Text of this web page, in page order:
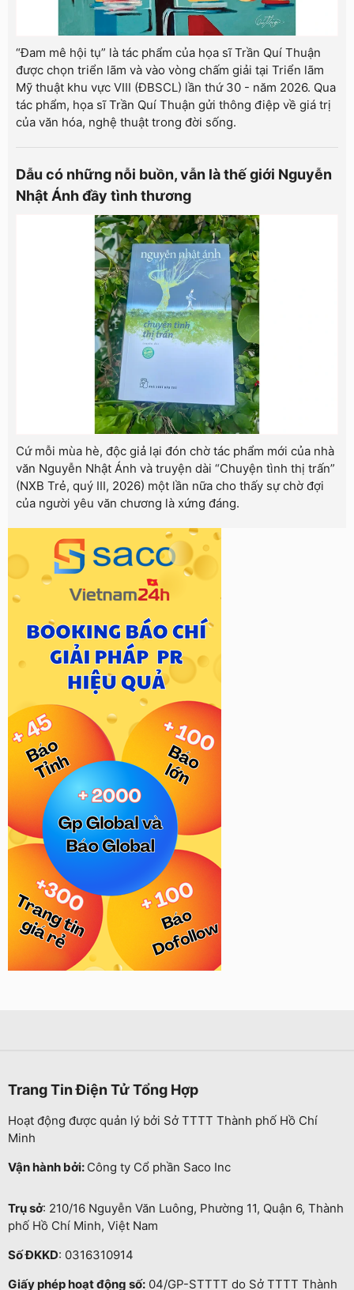
“Đam mê hội tụ” là tác phẩm của họa sĩ Trần Quí Thuận
được chọn triển lãm và vào vòng chấm giải tại Triển lãm
Mỹ thuật khu vực VIII (ĐBSCL) lần thứ 30 - năm 2026. Qua
tác phẩm, họa sĩ Trần Quí Thuận gửi thông điệp về giá trị
của văn hóa, nghệ thuật trong đời sống.
Dẫu có những nỗi buồn, vẫn là thế giới Nguyễn
Nhật Ánh đầy tình thương
Cứ mỗi mùa hè, độc giả lại đón chờ tác phẩm mới của nhà
văn Nguyễn Nhật Ánh và truyện dài “Chuyện tình thị trấn”
(NXB Trẻ, quý III, 2026) một lần nữa cho thấy sự chờ đợi
của người yêu văn chương là xứng đáng.
Trang Tin Điện Tử Tổng Hợp
Hoạt động được quản lý bởi Sở TTTT Thành phố Hồ Chí
Minh
Vận hành bởi: Công ty Cổ phần Saco Inc
Trụ sở: 210/16 Nguyễn Văn Luông, Phường 11, Quận 6, Thành
phố Hồ Chí Minh, Việt Nam
Số ĐKKD: 0316310914
Giấy phép hoạt động số: 04/GP-STTTT do Sở TTTT Thành